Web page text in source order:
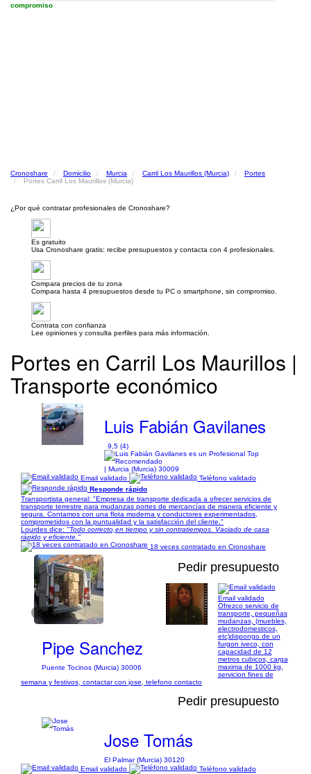
compromiso
Cronoshare Domicilio Murcia Carril Los Maurillos (Murcia)
Portes
Portes Carril Los Maurillos (Murcia)
¿Por qué contratar profesionales de Cronoshare?
Es gratuito
Usa Cronoshare gratis: recibe presupuestos y contacta con 4 profesionales.
Compara precios de tu zona
Compara hasta 4 presupuestos desde tu PC o smartphone, sin compromiso.
Contrata con confianza
Lee opiniones y consulta perfiles para más información.
Portes en Carril Los Maurillos |
Transporte económico
Luis Fabián Gavilanes
9,5 (4)
| Murcia (Murcia) 30009
Email validado
Teléfono validado
Responde rápido
Transportista general: "Empresa de transporte dedicada a ofrecer servicios de
transporte terrestre para mudanzas portes de mercancías de manera eficiente y
segura. Contamos con una flota moderna y conductores experimentados,
comprometidos con la puntualidad y la satisfacción del cliente."
Lourdes dice: "Todo correcto,en tiempo y sin contratiempos. Vaciado de casa
rápido y eficiente."
18 veces contratado en Cronoshare
1/1
Pedir presupuesto
Pipe Sanchez
Puente Tocinos (Murcia) 30006
Email validado
Ofrezco servicio de
transporte, pequeñas
mudanzas, (muebles,
electrodomesticos,
etc)dispongo de un
furgon iveco, con
capacidad de 12
metros cubicos, carga
maxima de 1000 kg,
servicion fines de
semana y festivos, contactar con jose, telefono contacto
Pedir presupuesto
Jose Tomás
El Palmar (Murcia) 30120
Email validado
Teléfono validado